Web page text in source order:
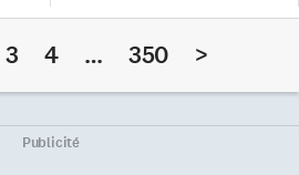
la
au bureau pour les
sénateur acadien… Contrat
historique de sous-marins
Lundi 6 juillet, le premier
3 4 … 350 >
Publicité